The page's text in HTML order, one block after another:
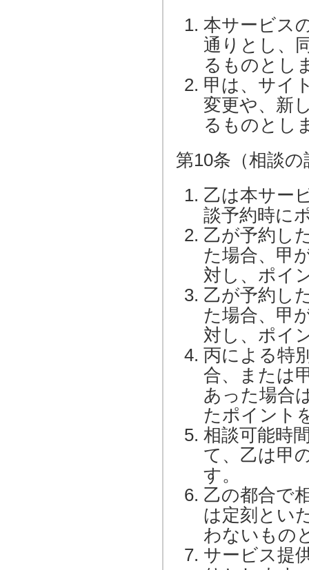
本サービス
通りとし、
るものとし
甲は、サイ
変更や、新
るものとし
第10条（相談の
乙は本サー
談予約時に
乙が予約し
た場合、甲
対し、ポイ
乙が予約し
た場合、甲
対し、ポイ
丙による特
合、または
あった場合
たポイント
相談可能時
て、乙は甲
す。
乙の都合で
は定刻とい
わないもの
サービス提